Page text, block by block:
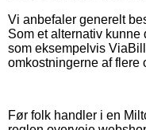
Vi anbefaler generelt
Som et alternativ
som eksempelvis
omkostningerne af flere
Før folk handler i en